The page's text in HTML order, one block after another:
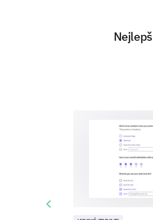
Previous slide